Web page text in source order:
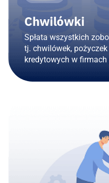
Chwilówki
Spłata wszystkich
tj. chwilówek,
kredytowych w